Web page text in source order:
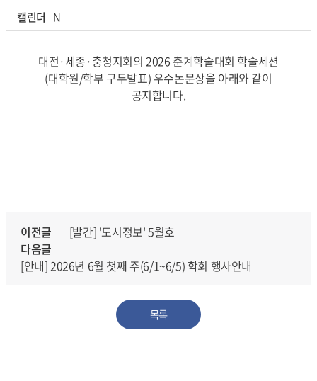
캘린더 N
대전·세종·충청지회의 2026 춘계학술대회 학술세션
(대학원/학부 구두발표) 우수논문상을 아래와 같이
공지합니다.
이전글
[발간] '도시정보' 5월호
다음글
[안내] 2026년 6월 첫째 주(6/1~6/5) 학회 행사안내
목록